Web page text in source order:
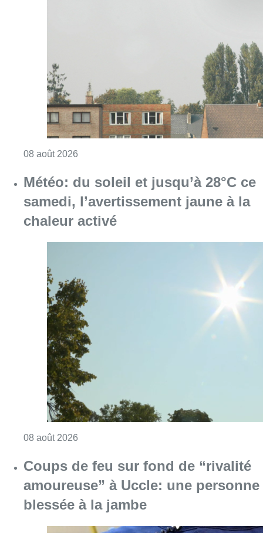
08 août 2026
Météo: du soleil et jusqu’à 28°C ce
samedi, l’avertissement jaune à la
chaleur activé
08 août 2026
Coups de feu sur fond de “rivalité
amoureuse” à Uccle: une personne
blessée à la jambe